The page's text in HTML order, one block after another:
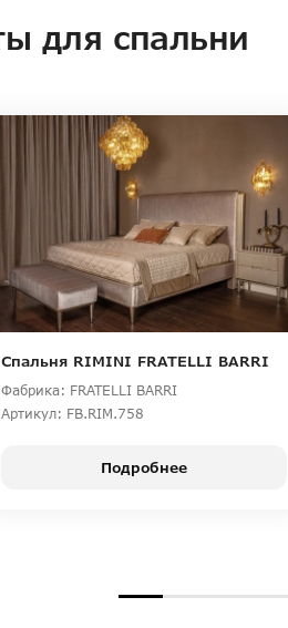
для спальни
Спальня RIMINI FRATELLI BARRI
Фабрика: FRATELLI BARRI
Артикул: FB.RIM.758
Подробнее